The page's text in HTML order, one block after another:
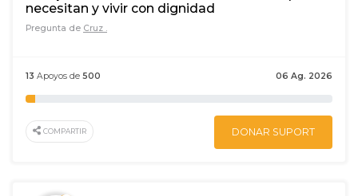
necesitan y vivir con dignidad
Pregunta de Cruz .
06 Ag. 2026
13 Apoyos de 500
COMPARTIR DONAR SUPORT